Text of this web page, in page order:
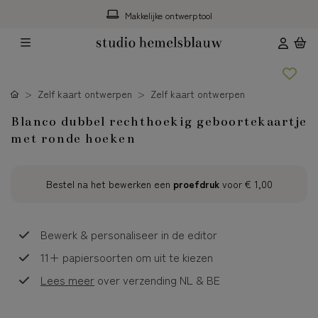
Makkelijke ontwerptool
Zelf kaart ontwerpen Zelf kaart ontwerpen
Blanco dubbel rechthoekig geboortekaartje
met ronde hoeken
Bestel na het bewerken een proefdrukvoor € 1,00
Bewerk & personaliseer in de editor
11+ papiersoorten om uit te kiezen
Lees meer over verzending NL & BE